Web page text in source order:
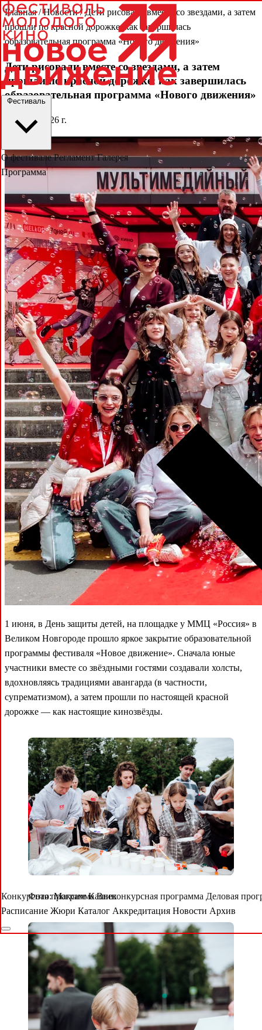
Фестиваль
О фестивалеРегламентГалерея
Программа
Конкурсная программаВнеконкурсная программа Деловая
Расписание Жюри Каталог Аккредитация Новости Архив
Главная / Новости / Дети рисовали вместе со звездами, а затем
прошли по красной дорожке: как завершилась
образовательная программа «Нового движения»
Дети рисовали вместе со звездами, а затем
прошли по красной дорожке: как завершилась
образовательная программа «Нового движения»
01 июня 2026 г.
1 июня, в День защиты детей, на площадке у ММЦ «Россия» в
Великом Новгороде прошло яркое закрытие образовательной
программы фестиваля «Новое движение». Сначала юные
участники вместе со звёздными гостями создавали холсты,
вдохновляясь традициями авангарда (в частности,
супрематизмом), а затем прошли по настоящей красной
дорожке — как настоящие кинозвёзды.
Фото: Максим Кашин